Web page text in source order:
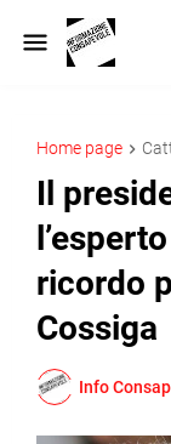
Home page
Il
ricordo
Cossiga
Info